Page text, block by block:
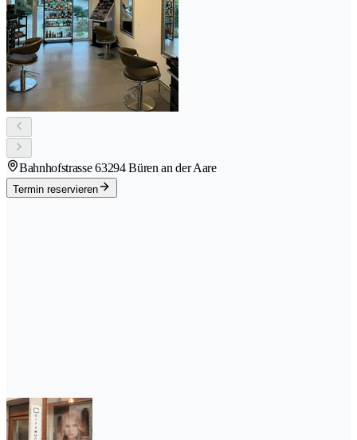
Bahnhofstrasse 63294 Büren an der Aare
Termin reservieren